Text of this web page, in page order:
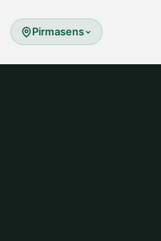
Pirmasens